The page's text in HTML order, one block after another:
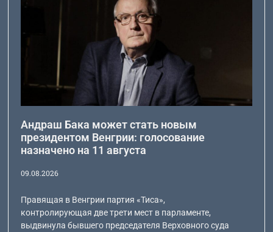
Андраш Бака может стать новым
президентом Венгрии: голосование
назначено на 11 августа
09.08.2026
Правящая в Венгрии партия «Тиса»,
контролирующая две трети мест в парламенте,
выдвинула бывшего председателя Верховного суда